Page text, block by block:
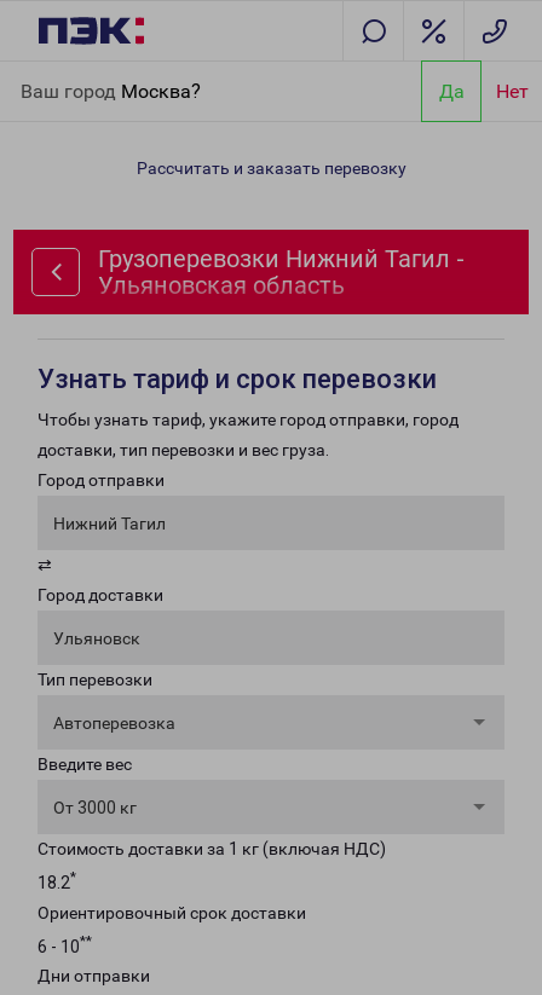
Ваш город Москва? Да Нет
Ульяновская область
Рассчитать и заказать перевозку
Грузоперевозки Нижний Тагил -
Ульяновская область
Узнать тариф и срок перевозки
Чтобы узнать тариф, укажите город отправки, город
доставки, тип перевозки и вес груза.
Город отправки
Нижний Тагил
⇄
Город доставки
Ульяновск
Тип перевозки
Автоперевозка
Введите вес
От 3000 кг
Стоимость доставки за 1 кг (включая НДС)
18.2*
Ориентировочный срок доставки
6 - 10**
Дни отправки